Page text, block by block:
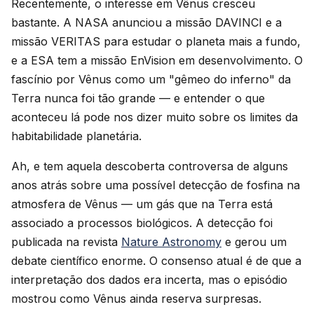
Recentemente, o interesse em Vênus cresceu
bastante. A NASA anunciou a missão DAVINCI e a
missão VERITAS para estudar o planeta mais a fundo,
e a ESA tem a missão EnVision em desenvolvimento. O
fascínio por Vênus como um "gêmeo do inferno" da
Terra nunca foi tão grande — e entender o que
aconteceu lá pode nos dizer muito sobre os limites da
habitabilidade planetária.
Ah, e tem aquela descoberta controversa de alguns
anos atrás sobre uma possível detecção de fosfina na
atmosfera de Vênus — um gás que na Terra está
associado a processos biológicos. A detecção foi
publicada na revista Nature Astronomy e gerou um
debate científico enorme. O consenso atual é de que a
interpretação dos dados era incerta, mas o episódio
mostrou como Vênus ainda reserva surpresas.